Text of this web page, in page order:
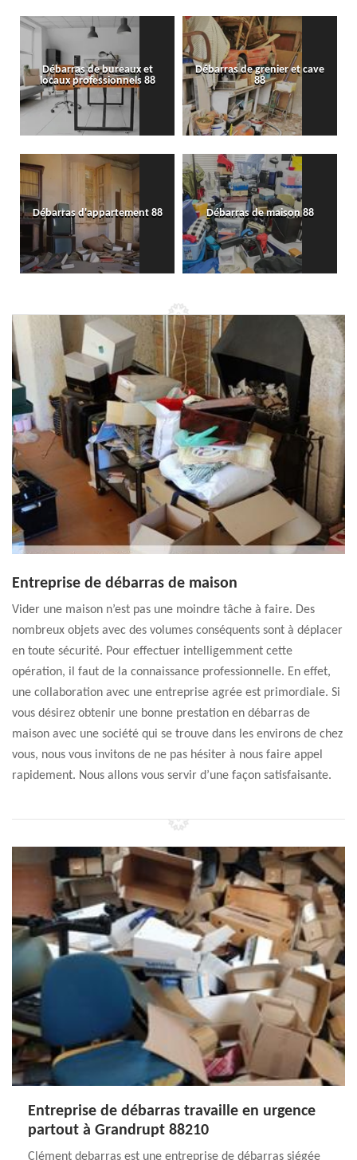
Débarras de bureaux et
locaux professionnels 88
Débarras de grenier et cave
88
Débarras d'appartement 88 Débarras de maison 88
Entreprise de débarras de maison
Vider une maison n’est pas une moindre tâche à faire. Des
nombreux objets avec des volumes conséquents sont à déplacer
en toute sécurité. Pour effectuer intelligemment cette
opération, il faut de la connaissance professionnelle. En effet,
une collaboration avec une entreprise agrée est primordiale. Si
vous désirez obtenir une bonne prestation en débarras de
maison avec une société qui se trouve dans les environs de chez
vous, nous vous invitons de ne pas hésiter à nous faire appel
rapidement. Nous allons vous servir d’une façon satisfaisante.
Entreprise de débarras travaille en urgence
partout à Grandrupt 88210
Clément debarras est une entreprise de débarras siégée